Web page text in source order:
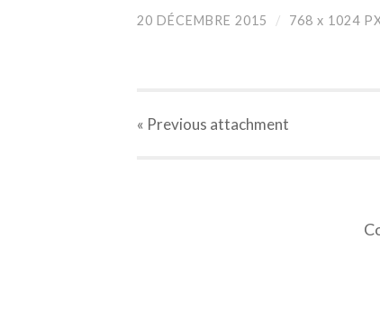
20 DÉCEMBRE 2015 / 768 x 1024
« Previous attachment